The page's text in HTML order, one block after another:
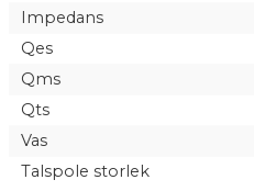
Impedans
Qes
Qms
Qts
Vas
Talspole storlek